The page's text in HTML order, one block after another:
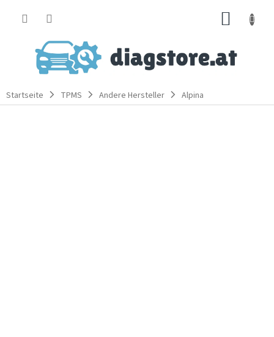
Startseite TPMS Andere Hersteller Alpina